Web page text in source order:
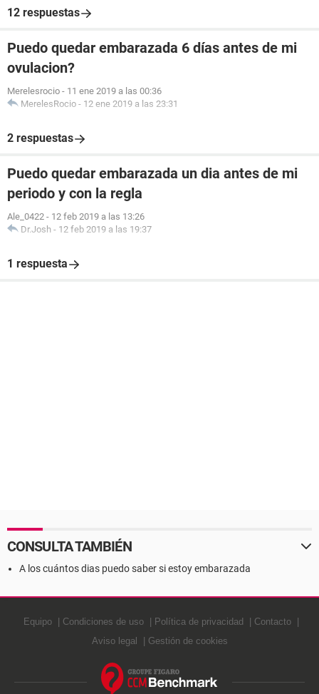
12 respuestas
Puedo quedar embarazada 6 días antes de mi
ovulacion?
Merelesrocio - 11 ene 2019 a las 00:36
MerelesRocio - 12 ene 2019 a las 23:31
2 respuestas
Puedo quedar embarazada un dia antes de mi
periodo y con la regla
Ale_0422 - 12 feb 2019 a las 13:26
Dr.Josh - 12 feb 2019 a las 19:37
1 respuesta
CONSULTA TAMBIÉN
A los cuántos dias puedo saber si estoy embarazada
Equipo Condiciones de uso Política de privacidad
Contacto
Aviso legal
Gestión de cookies